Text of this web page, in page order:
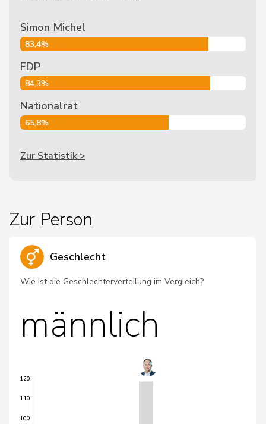
Simon Michel
83,4%
FDP
84,3%
Nationalrat
65,8%
Zur Statistik >
Zur Person
Geschlecht
Wie ist die Geschlechterverteilung im Vergleich?
männlich
100
110
120